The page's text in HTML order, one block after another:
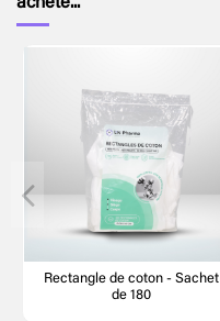
Rectangle de coton - Sachet
de 180